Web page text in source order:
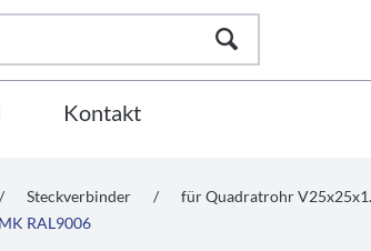
Kontakt
/ Steckverbinder / für Quadratrohr
RAL9006